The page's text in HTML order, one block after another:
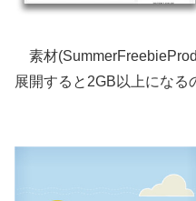
素材
展開すると2GB以上になる